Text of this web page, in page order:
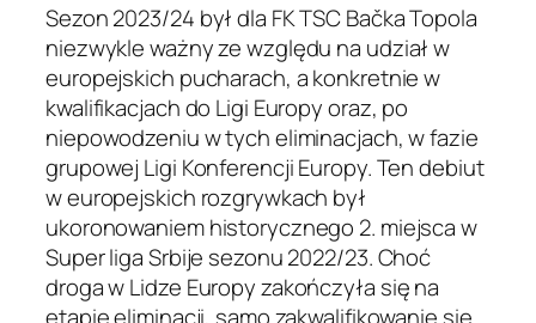
Sezon 2023/24 był dla FK TSC Bačka Topola
niezwykle ważny ze względu na udział w
europejskich pucharach, a konkretnie w
kwalifikacjach do Ligi Europy oraz, po
niepowodzeniu w tych eliminacjach, w fazie
grupowej Ligi Konferencji Europy. Ten debiut
w europejskich rozgrywkach był
ukoronowaniem historycznego 2. miejsca w
Super liga Srbije sezonu 2022/23. Choć
droga w Lidze Europy zakończyła się na
etapie eliminacji, samo zakwalifikowanie się